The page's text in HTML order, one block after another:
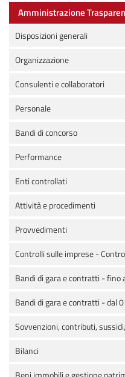
Amministrazione
Disposizioni generali
Organizzazione
Consulenti e collaboratori
Personale
Bandi di concorso
Performance
Enti controllati
Attività e procedimenti
Provvedimenti
Controlli sulle imprese -
Bandi di gara e contratti -
Bandi di gara e contratti - dal
Sovvenzioni, contributi,
Bilanci